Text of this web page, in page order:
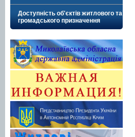
Доступність об'єктів житлового та
громадського призначення